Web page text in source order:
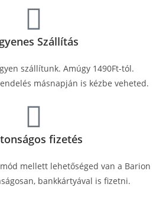
Szállítás
szállítunk. Amúgy 1490Ft-tól.
másnapján is kézbe veheted.
fizetés
mellett lehetőséged van a Barion
bankkártyával is fizetni.